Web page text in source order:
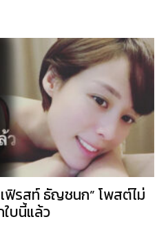
เฟิรสท์ ธัญชนก” โพสต์ไม่
บนี้แล้ว